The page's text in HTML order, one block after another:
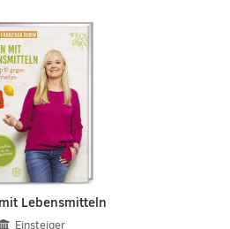
Lebensmitteln
Einsteiger